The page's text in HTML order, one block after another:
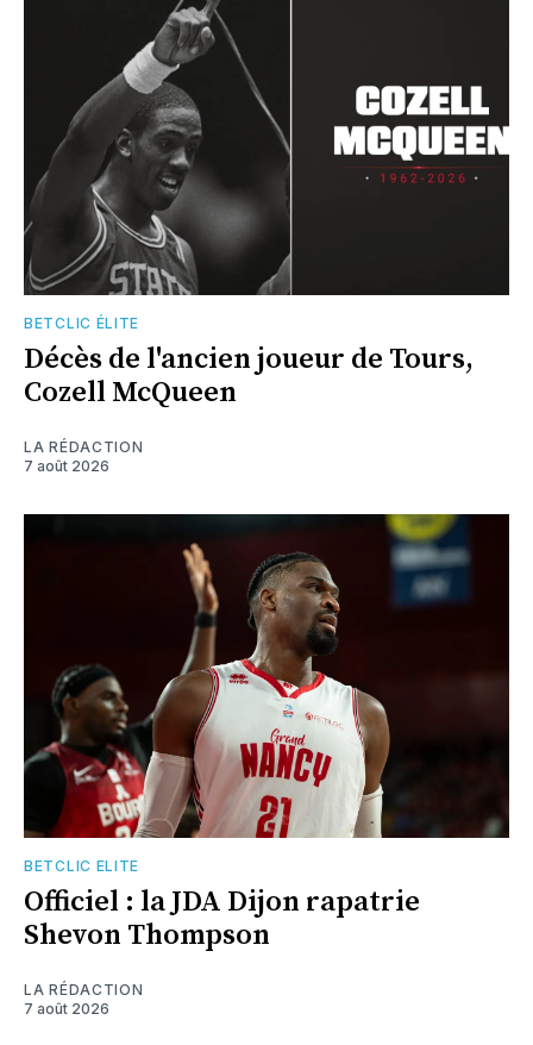
BETCLIC ÉLITE
Décès de l'ancien joueur de Tours,
Cozell McQueen
LA RÉDACTION
7 août 2026
BETCLIC ELITE
Officiel : la JDA Dijon rapatrie
Shevon Thompson
LA RÉDACTION
7 août 2026